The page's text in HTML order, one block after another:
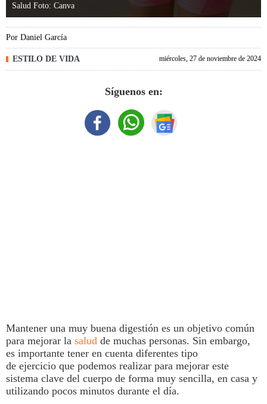
Salud Foto: Canva
ESTILO DE VIDA
Por Daniel García
miércoles, 27 de noviembre de 2024
Síguenos en:
Mantener una muy buena digestiónes un objetivo común
para mejorar la salud de muchas personas. Sin embargo,
es importante tener en cuenta diferentes tipo
de ejercicio que podemos realizar para mejorar este
sistema clave del cuerpo de forma muy sencilla, en casa y
utilizando pocos minutos durante el día.